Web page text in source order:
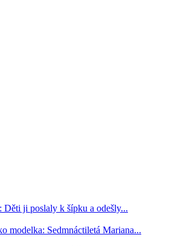
Děti ji poslaly k šípku a odešly...
modelka: Sedmnáctiletá Mariana...